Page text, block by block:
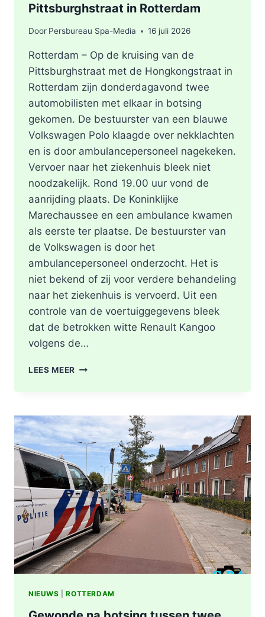
Pittsburghstraat in Rotterdam
Door Persbureau Spa-Media 16 juli 2026
Rotterdam – Op de kruising van de
Pittsburghstraat met de Hongkongstraat in
Rotterdam zijn donderdagavond twee
automobilisten met elkaar in botsing
gekomen. De bestuurster van een blauwe
Volkswagen Polo klaagde over nekklachten
en is door ambulancepersoneel nagekeken.
Vervoer naar het ziekenhuis bleek niet
noodzakelijk. Rond 19.00 uur vond de
aanrijding plaats. De Koninklijke
Marechaussee en een ambulance kwamen
als eerste ter plaatse. De bestuurster van
de Volkswagen is door het
ambulancepersoneel onderzocht. Het is
niet bekend of zij voor verdere behandeling
naar het ziekenhuis is vervoerd. Uit een
controle van de voertuiggegevens bleek
dat de betrokken witte Renault Kangoo
volgens de…
LEES MEER GEWONDE
AANRIJDING
PITTSBURGHSTRAAT
IN
ROTTERDAM
NIEUWS |ROTTERDAM